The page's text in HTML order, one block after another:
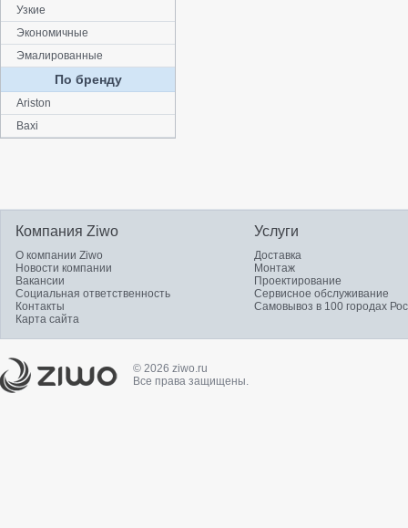
Узкие
Экономичные
Эмалированные
По бренду
Ariston
Baxi
Компания Ziwo
О компании Ziwo
Новости компании
Вакансии
Социальная ответственность
Контакты
Карта сайта
Услуги
Доставка
Монтаж
Проектирование
Сервисное обслуживание
Самовывоз в 100 городах
© 2026 ziwo.ru
Все права защищены.